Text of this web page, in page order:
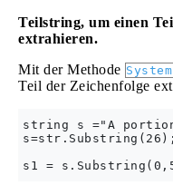
Teilstring, um einen
extrahieren.
Mit der Methode
Teil der Zeichenfolge
string s ="A